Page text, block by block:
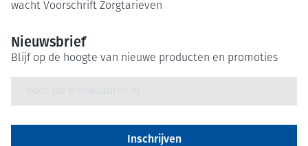
wacht Voorschrift Zorgtarieven
Nieuwsbrief
Blijf op de hoogte van nieuwe producten en promoties
Inschrijven